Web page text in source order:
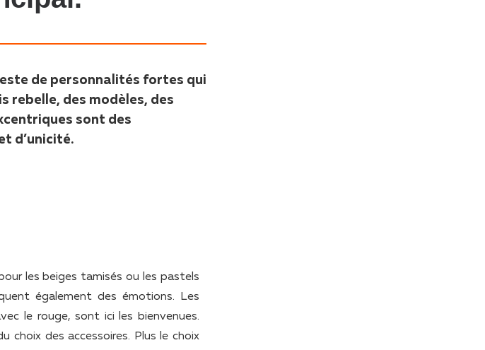
de personnalités fortes qui
rebelle, des modèles, des
sont des
d’unicité.
les beiges tamisés ou les pastels
également des émotions. Les
le rouge, sont ici les bienvenues.
choix des accessoires. Plus le choix